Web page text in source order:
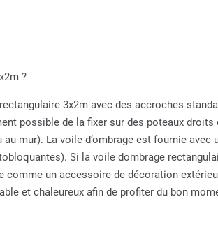
?
3x2m avec des accroches
possible de la fixer sur des poteaux
mur). La voile d’ombrage est fournie
Si la voile dombrage
un accessoire de décoration
et chaleureux afin de profiter du bon